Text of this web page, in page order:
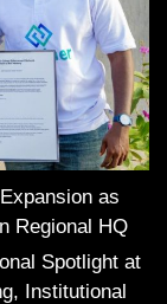
as
Regional HQ
Spotlight at
Institutional